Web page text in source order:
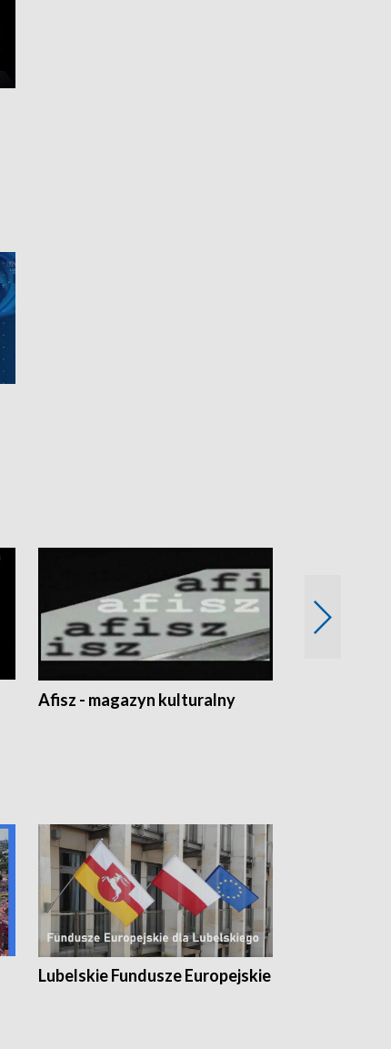
Afisz - magazyn kulturalny
Lubelskie Fundusze Europejskie